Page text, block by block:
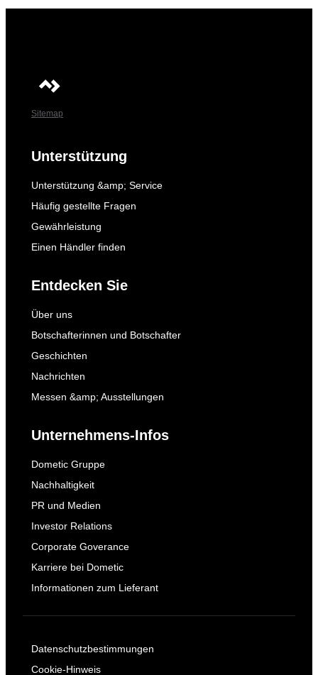
Sitemap
Unterstützung
Unterstützung &amp; Service
Häufig gestellte Fragen
Gewährleistung
Einen Händler finden
Entdecken Sie
Über uns
Botschafterinnen und Botschafter
Geschichten
Nachrichten
Messen &amp; Ausstellungen
Unternehmens-Infos
Dometic Gruppe
Nachhaltigkeit
PR und Medien
Investor Relations
Corporate Goverance
Karriere bei Dometic
Informationen zum Lieferant
Datenschutzbestimmungen
Cookie-Hinweis